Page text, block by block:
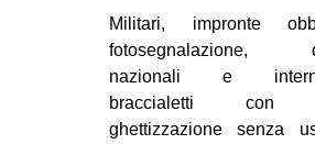
Militari, impronte
fotosegnalazione,
nazionali e
braccialetti con
ghettizzazione senza